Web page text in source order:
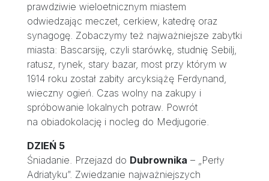
prawdziwie wieloetnicznym miastem
odwiedzając meczet, cerkiew, katedrę oraz
synagogę. Zobaczymy też najważniejsze zabytki
miasta: Bascarsiję, czyli starówkę, studnię Sebilj,
ratusz, rynek, stary bazar, most przy którym w
1914 roku został zabity arcyksiążę Ferdynand,
wieczny ogień. Czas wolny na zakupy i
spróbowanie lokalnych potraw. Powrót
na obiadokolację i nocleg do Medjugorie.
DZIEŃ 5
Śniadanie. Przejazd do Dubrownika – „Perły
Adriatyku”. Zwiedzanie najważniejszych